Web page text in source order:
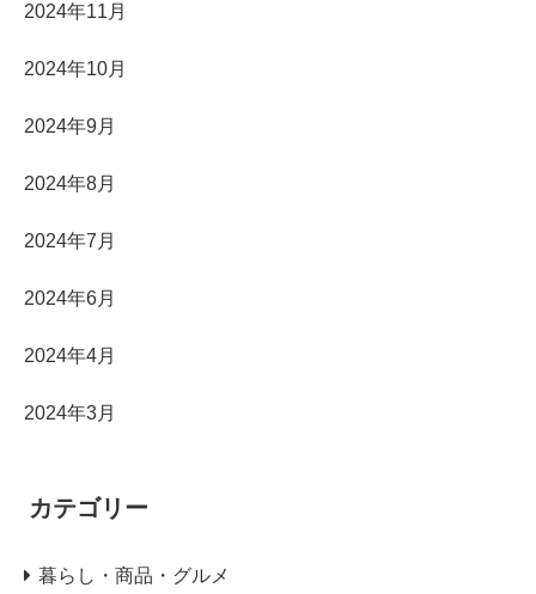
2024年11月
2024年10月
2024年9月
2024年8月
2024年7月
2024年6月
2024年4月
2024年3月
カテゴリー
暮らし・商品・グルメ